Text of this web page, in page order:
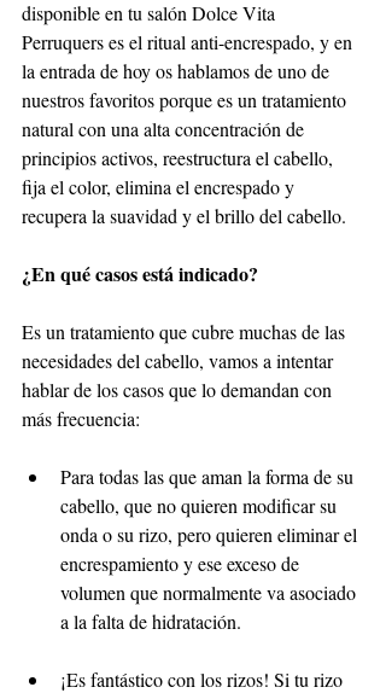
disponible en tu salón Dolce Vita
Perruquers es el ritual anti-encrespado, y en
la entrada de hoy os hablamos de uno de
nuestros favoritos porque es un tratamiento
natural con una alta concentración de
principios activos, reestructura el cabello,
fija el color, elimina el encrespado y
recupera la suavidad y el brillo del cabello.
¿En qué casos está indicado?
Es un tratamiento que cubre muchas de las
necesidades del cabello, vamos a intentar
hablar de los casos que lo demandan con
más frecuencia:
Para todas las que aman la forma de su
cabello, que no quieren modificar su
onda o su rizo, pero quieren eliminar el
encrespamiento y ese exceso de
volumen que normalmente va asociado
a la falta de hidratación.
¡Es fantástico con los rizos! Si tu rizo